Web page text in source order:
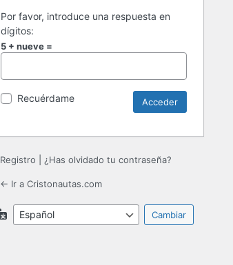
Por favor, introduce una respuesta en
dígitos:
5 + nueve =
Recuérdame
Registro ¿Has olvidado tu contraseña?
← Ir a Cristonautas.com
Idioma